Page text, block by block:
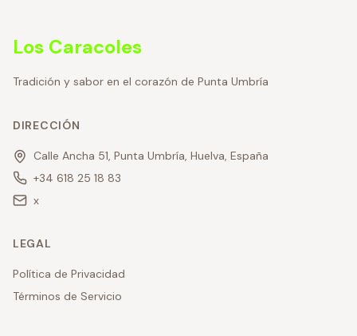
Los Caracoles
Tradición y sabor en el corazón de Punta Umbría
DIRECCIÓN
Calle Ancha 51, Punta Umbría, Huelva, España
+34 618 25 18 83
x
LEGAL
Política de Privacidad
Términos de Servicio